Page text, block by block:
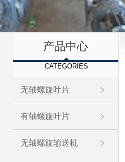
产品中心
CATEGORIES
无轴螺旋叶片
有轴螺旋叶片
无轴螺旋输送机